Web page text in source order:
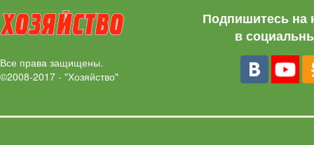
Все права защищены.
©2008-2017 - "Хозяйство"
Подпишитесь на
в